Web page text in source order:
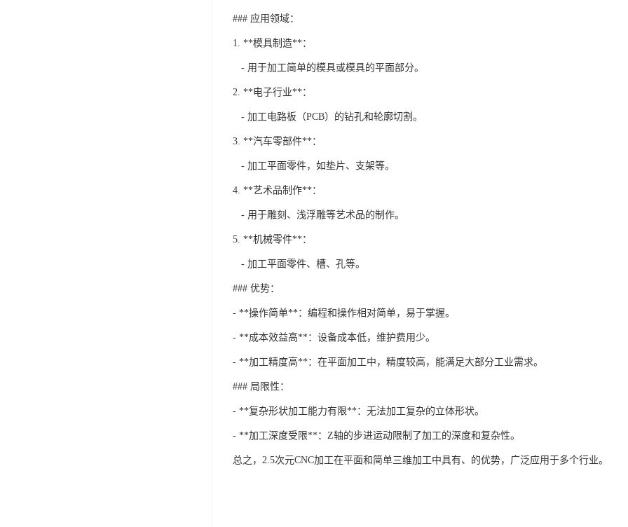
### 应用领域：
1. **模具制造**：
- 用于加工简单的模具或模具的平面部分。
2. **电子行业**：
- 加工电路板（PCB）的钻孔和轮廓切割。
3. **汽车零部件**：
- 加工平面零件，如垫片、支架等。
4. **艺术品制作**：
- 用于雕刻、浅浮雕等艺术品的制作。
5. **机械零件**：
- 加工平面零件、槽、孔等。
### 优势：
- **操作简单**：编程和操作相对简单，易于掌握。
- **成本效益高**：设备成本低，维护费用少。
- **加工精度高**：在平面加工中，精度较高，能满足大部分工业需求。
### 局限性：
- **复杂形状加工能力有限**：无法加工复杂的立体形状。
- **加工深度受限**：Z轴的步进运动限制了加工的深度和复杂性。
总之，2.5次元CNC加工在平面和简单三维加工中具有、的优势，广泛应用于多个行业。